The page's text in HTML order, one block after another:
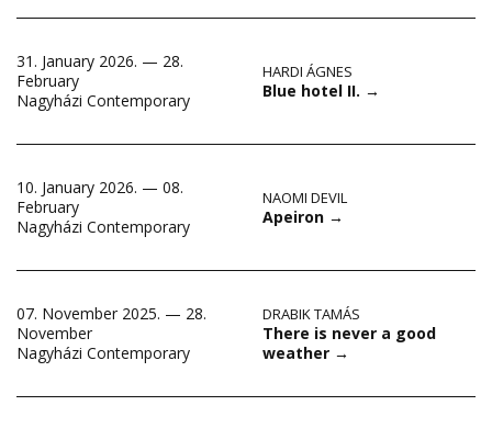
31. January 2026. — 28.
February
Nagyházi Contemporary
HARDI ÁGNES
Blue hotel II. →
10. January 2026. — 08.
February
Nagyházi Contemporary
NAOMI DEVIL
Apeiron →
07. November 2025. — 28.
November
Nagyházi Contemporary
DRABIK TAMÁS
There is never a good
weather →